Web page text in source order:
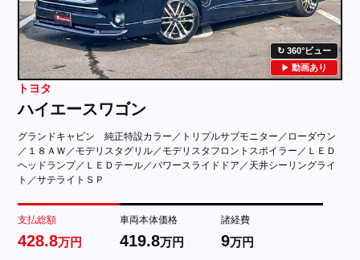
360°ビュー
動画あり
トヨタ
ハイエースワゴン
グランドキャビン 純正特設カラー／トリプルサブモニター／ローダウン
／１８ＡＷ／モデリスタグリル／モデリスタフロントスポイラー／ＬＥＤ
ヘッドランプ／ＬＥＤテール／パワースライドドア／天井シーリングライ
ト／サテライトＳＰ
支払総額
428.8万円
車両本体価格
419.8万円
諸経費
9万円